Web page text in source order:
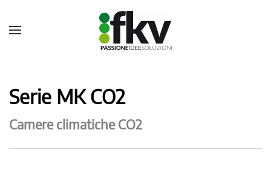
Serie MK CO2
Camere climatiche CO2